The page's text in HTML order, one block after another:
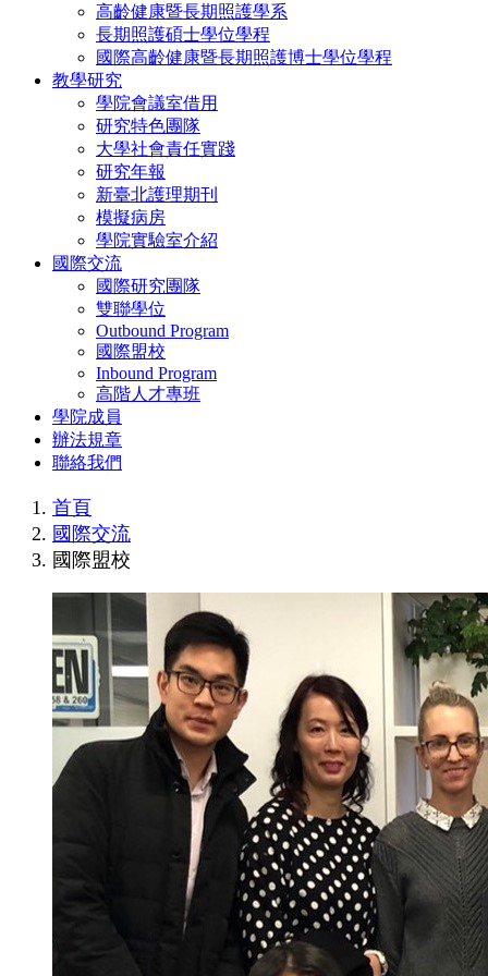
高齡健康暨長期照護學系
長期照護碩士學位學程
國際高齡健康暨長期照護博士學位學程
教學研究
學院會議室借用
研究特色團隊
大學社會責任實踐
研究年報
新臺北護理期刊
模擬病房
學院實驗室介紹
國際交流
國際研究團隊
雙聯學位
Outbound Program
國際盟校
Inbound Program
高階人才專班
學院成員
辦法規章
聯絡我們
首頁
國際交流
國際盟校